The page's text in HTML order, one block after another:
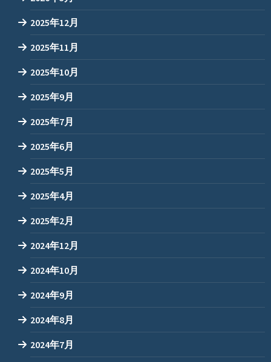
2025年12月
2025年11月
2025年10月
2025年9月
2025年7月
2025年6月
2025年5月
2025年4月
2025年2月
2024年12月
2024年10月
2024年9月
2024年8月
2024年7月